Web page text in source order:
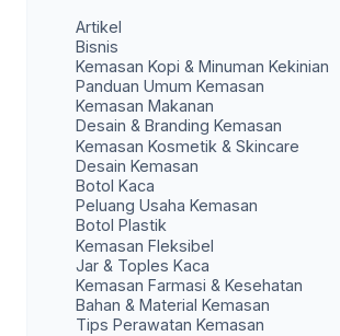
Artikel
Bisnis
Kemasan Kopi & Minuman Kekinian
Panduan Umum Kemasan
Kemasan Makanan
Desain & Branding Kemasan
Kemasan Kosmetik & Skincare
Desain Kemasan
Botol Kaca
Peluang Usaha Kemasan
Botol Plastik
Kemasan Fleksibel
Jar & Toples Kaca
Kemasan Farmasi & Kesehatan
Bahan & Material Kemasan
Tips Perawatan Kemasan